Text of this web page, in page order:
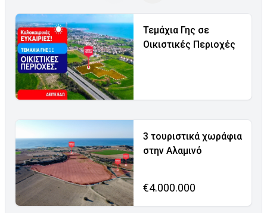
Τεμάχια Γης σε
Οικιστικές Περιοχές
3 τουριστικά χωράφια
στην Αλαμινό
€4.000.000